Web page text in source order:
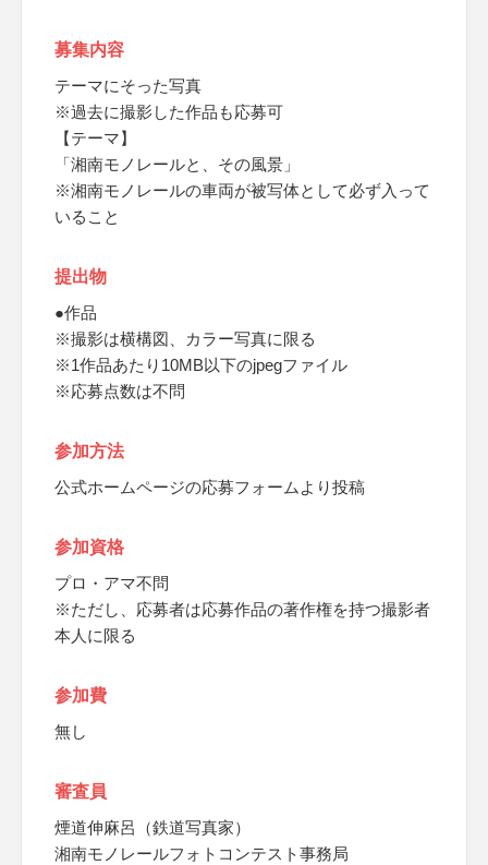
募集内容
テーマにそった写真
※過去に撮影した作品も応募可
【テーマ】
「湘南モノレールと、その風景」
※湘南モノレールの車両が被写体として必ず入って
いること
提出物
●作品
※撮影は横構図、カラー写真に限る
※1作品あたり10MB以下のjpegファイル
※応募点数は不問
参加方法
公式ホームページの応募フォームより投稿
参加資格
プロ・アマ不問
※ただし、応募者は応募作品の著作権を持つ撮影者
本人に限る
参加費
無し
審査員
煙道伸麻呂（鉄道写真家）
湘南モノレールフォトコンテスト事務局